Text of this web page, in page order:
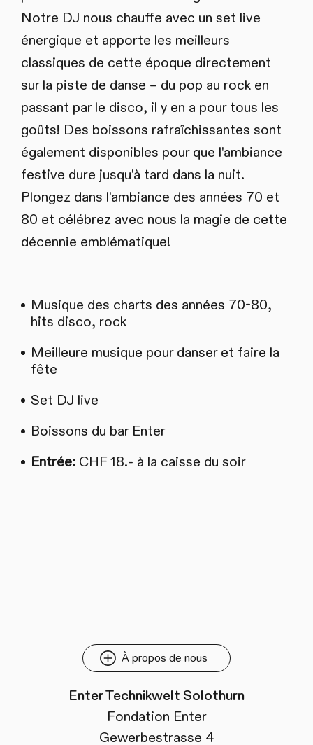
Notre DJ nous chauffe avec un set live
énergique et apporte les meilleurs
classiques de cette époque directement
sur la piste de danse – du pop au rock en
passant par le disco, il y en a pour tous les
goûts! Des boissons rafraîchissantes sont
également disponibles pour que l'ambiance
festive dure jusqu'à tard dans la nuit.
Plongez dans l'ambiance des années 70 et
80 et célébrez avec nous la magie de cette
décennie emblématique!
Musique des charts des années 70-80,
hits disco, rock
Meilleure musique pour danser et faire la
fête
Set DJ live
Boissons du bar Enter
Entrée:CHF 18.- à la caisse du soir
À propos de nous
Enter Technikwelt Solothurn
Fondation Enter
Gewerbestrasse 4